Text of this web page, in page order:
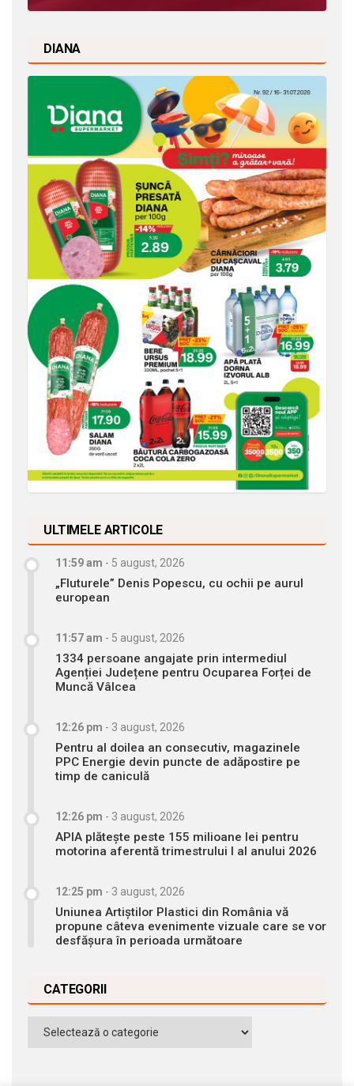
DIANA
ULTIMELE ARTICOLE
11:59 am - 5 august, 2026
„Fluturele” Denis Popescu, cu ochii pe aurul
european
11:57 am - 5 august, 2026
1334 persoane angajate prin intermediul
Agenției Județene pentru Ocuparea Forței de
Muncă Vâlcea
12:26 pm - 3 august, 2026
Pentru al doilea an consecutiv, magazinele
PPC Energie devin puncte de adăpostire pe
timp de caniculă
12:26 pm - 3 august, 2026
APIA plătește peste 155 milioane lei pentru
motorina aferentă trimestrului I al anului 2026
12:25 pm - 3 august, 2026
Uniunea Artiștilor Plastici din România vă
propune câteva evenimente vizuale care se vor
desfășura în perioada următoare
CATEGORII
Categorii